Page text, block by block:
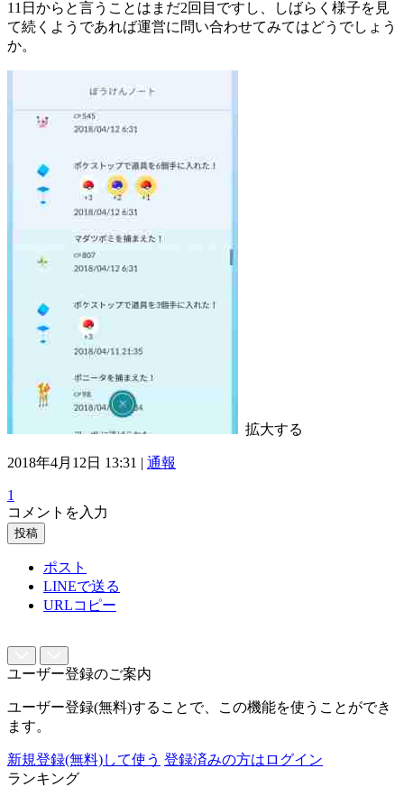
11日からと言うことはまだ2回目ですし、しばらく様子を見
て続くようであれば運営に問い合わせてみてはどうでしょう
か。
拡大する
2018年4月12日 13:31 | 通報
1
コメントを入力
投稿
ポスト
LINEで送る
URLコピー
ユーザー登録のご案内
ユーザー登録(無料)することで、この機能を使うことができ
ます。
新規登録(無料)して使う 登録済みの方はログイン
ランキング